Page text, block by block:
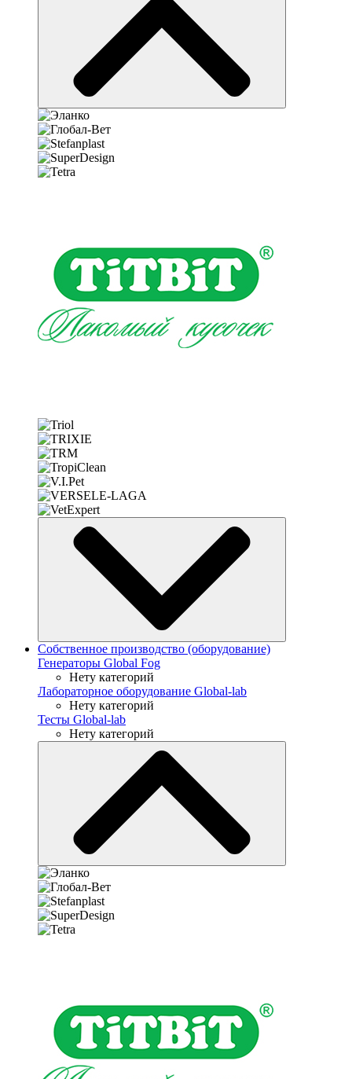
Собственное производство (оборудование)
Генераторы Global Fog
Нету категорий
Лабораторное оборудование Global-lab
Нету категорий
Тесты Global-lab
Нету категорий